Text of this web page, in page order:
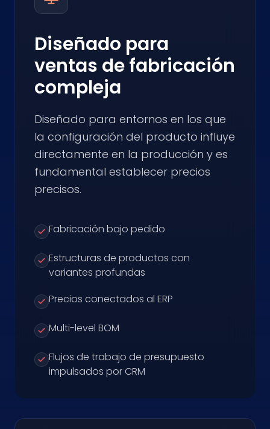
Diseñado para
ventas de fabricación
compleja
Diseñado para entornos en los que
la configuración del producto influye
directamente en la producción y es
fundamental establecer precios
precisos.
Fabricación bajo pedido
Estructuras de productos con
variantes profundas
Precios conectados al ERP
Multi-level BOM
Flujos de trabajo de presupuesto
impulsados por CRM